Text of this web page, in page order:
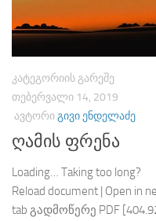
ᲙᲐᲢᲔᲒᲝᲠᲘᲘᲡ ᲒᲐᲠᲔᲨᲔ
ᲗᲔᲑᲔᲠᲕᲐᲚᲘ 14, 2019
ᲐᲕᲢᲝᲠᲘᲒᲘᲕᲘ ᲔᲜᲓᲔᲚᲐᲫᲔ
ღამის ფრენა
Loading… Taking too long?
Reload document | Open in
tab გადმოწერე PDF